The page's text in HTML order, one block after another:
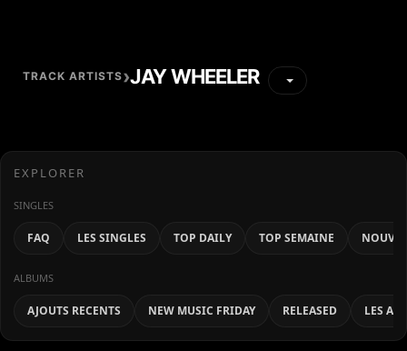
TRACK ARTISTS›JAY WHEELER
EXPLORER
SINGLES
FAQ LES SINGLES TOP DAILY TOP SEMAINE
ALBUMS
AJOUTS RECENTS NEW MUSIC FRIDAY RELEASED LES